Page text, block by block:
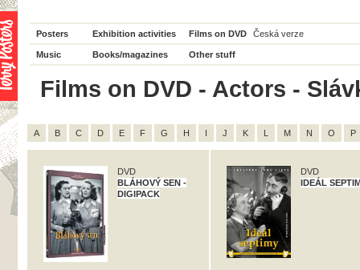
Posters Exhibition activities Films on DVD Česká verze
Music Books/magazines Other stuff
Films on DVD - Actors -
A B C D E F G H I J K L M N O P
DVD
BLÁHOVÝ SEN -
DIGIPACK
DVD
IDEÁL